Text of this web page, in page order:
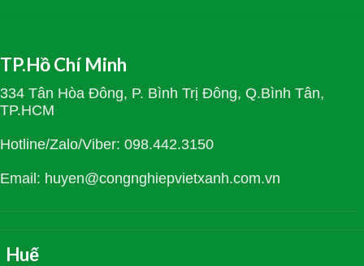
TP.Hồ Chí Minh
334 Tân Hòa Đông, P. Bình Trị Đông, Q.Bình Tân,
TP.HCM
Hotline/Zalo/Viber: 098.442.3150
Email: huyen@congnghiepvietxanh.com.vn
Huế